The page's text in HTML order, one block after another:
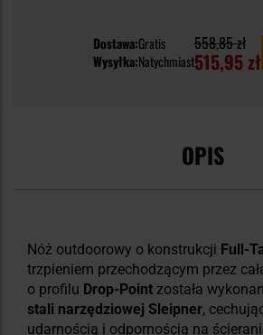
Dostawa:Gratis
Wysyłka:Natychmiast
558,85 zł
515,95 zł
OPIS
Nóż outdoorowy o konstrukcji Full-
trzpieniem przechodzącym przez
o profilu Drop-Point została
stali narzędziowej Sleipner,
udarnością i odpornością na